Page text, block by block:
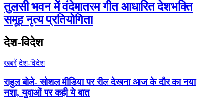
तुलसी भवन में वंदेमातरम गीत आधारित देशभक्ति
समूह नृत्य प्रतियोगिता
देश-विदेश
खबरें देश-विदेश
राहुल बोले- सोशल मीडिया पर रील देखना आज के दौर का नया
नशा, युवाओं पर कही ये बात